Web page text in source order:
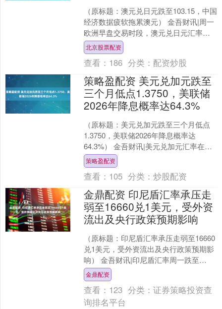
（原标题：澳元兑日元跌至103.15，中国
经济数据疲软拖累澳元） 金吾财讯|周一
欧洲早盘交易时段，澳元兑日元汇率跌
至103.15附近。澳元走弱主要受中国经济
数据....
北京股票配资
查看： 186 分类： 配资炒股
策略盈配资 美元兑加元跌至
三个月低点1.3750，美联储
2026年降息概率达64.3%
（原标题：美元兑加元跌至三个月低点
1.3750，美联储2026年降息概率达
64.3%） 金吾财讯|美元兑加元汇率在周
一亚洲交易时段尾盘跌至1.3750附近，接
近....
策略盈配资
查看： 105 分类：炒股配资
金鼎配资 印尼盾汇率承压走
弱至16660兑1美元，受外资
流出及央行政策预期影响
（原标题：印尼盾汇率承压走弱至16660
兑1美元，受外资流出及央行政策预期影
响） 金吾财讯|印尼盾汇率周一跌至
16660印尼盾兑1美元，较前一交易日
16620的....
金鼎配资
查看： 123 分类：证券策略投资查
询排名平台